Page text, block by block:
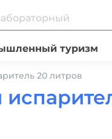
туризм
20 литров